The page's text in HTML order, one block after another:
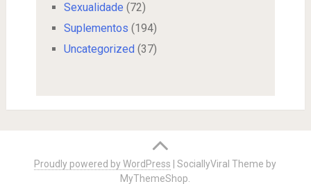
Sexualidade (72)
Suplementos (194)
Uncategorized (37)
Proudly powered by WordPress |SociallyViral Theme by
MyThemeShop